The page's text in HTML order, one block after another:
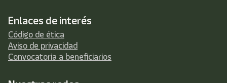
Enlaces de interés
Código de ética
Aviso de privacidad
Convocatoria a beneficiarios